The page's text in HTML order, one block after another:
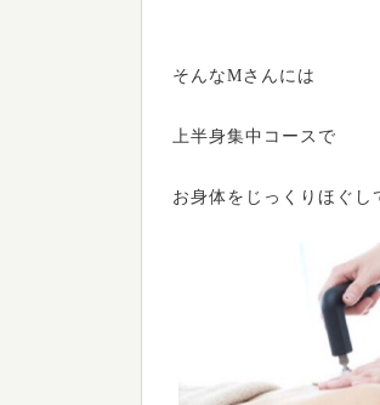
そんなMさんには
上半身集中コースで
お身体をじっくりほぐし